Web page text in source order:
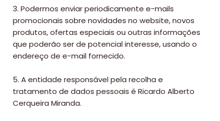
Quem
somos
Falem
💬
3. Podermos enviar periodicamente e-mails
promocionais sobre novidades no website, novos
produtos, ofertas especiais ou outras informações
que poderão ser de potencial interesse, usando o
endereço de e-mail fornecido.
5. A entidade responsável pela recolha e
tratamento de dados pessoais é Ricardo Alberto
Cerqueira Miranda.